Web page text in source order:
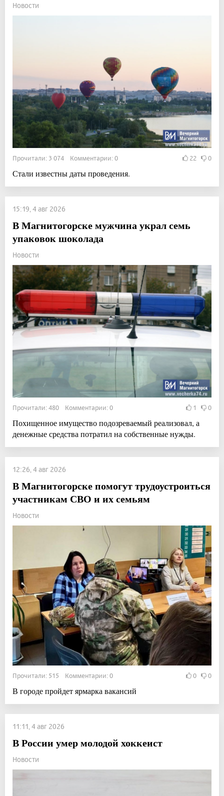
Новости
Прочитали: 3 074 Комментарии: 0 22 0
Стали известны даты проведения.
15:19, 4 авг 2026
В Магнитогорске мужчина украл семь
упаковок шоколада
Новости
Прочитали: 480 Комментарии: 0 1 0
Похищенное имущество подозреваемый реализовал, а
денежные средства потратил на собственные нужды.
12:26, 4 авг 2026
В Магнитогорске помогут трудоустроиться
участникам СВО и их семьям
Новости
Прочитали: 515 Комментарии: 0 0 0
В городе пройдет ярмарка вакансий
11:11, 4 авг 2026
В России умер молодой хоккеист
Новости